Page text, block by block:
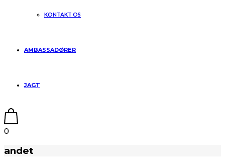
KONTAKT OS
AMBASSADØRER
JAGT
0
andet